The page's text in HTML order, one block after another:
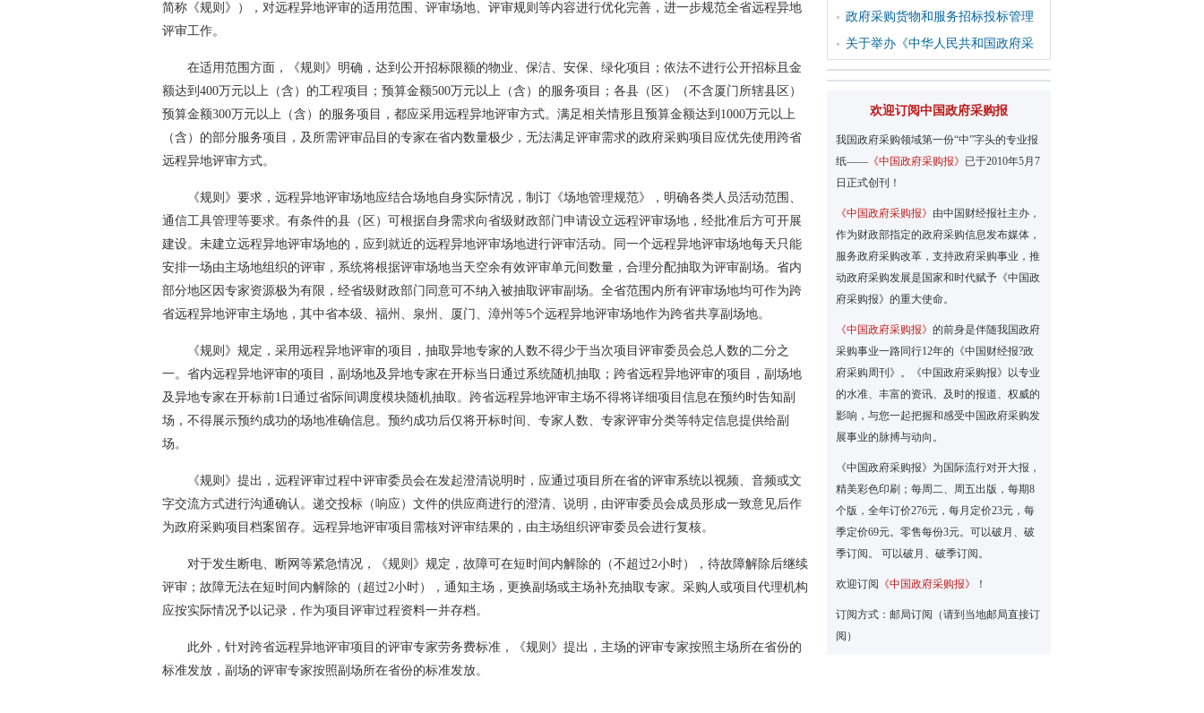
简称《规则》），对远程异地评审的适用范围、评审场地、评审规则等内容进行优化完善，进一步规范全省远程异地
评审工作。
在适用范围方面，《规则》明确，达到公开招标限额的物业、保洁、安保、绿化项目；依法不进行公开招标且金
额达到400万元以上（含）的工程项目；预算金额500万元以上（含）的服务项目；各县（区）（不含厦门所辖县区）
预算金额300万元以上（含）的服务项目，都应采用远程异地评审方式。满足相关情形且预算金额达到1000万元以上
（含）的部分服务项目，及所需评审品目的专家在省内数量极少，无法满足评审需求的政府采购项目应优先使用跨省
远程异地评审方式。
《规则》要求，远程异地评审场地应结合场地自身实际情况，制订《场地管理规范》，明确各类人员活动范围、
通信工具管理等要求。有条件的县（区）可根据自身需求向省级财政部门申请设立远程评审场地，经批准后方可开展
建设。未建立远程异地评审场地的，应到就近的远程异地评审场地进行评审活动。同一个远程异地评审场地每天只能
安排一场由主场地组织的评审，系统将根据评审场地当天空余有效评审单元间数量，合理分配抽取为评审副场。省内
部分地区因专家资源极为有限，经省级财政部门同意可不纳入被抽取评审副场。全省范围内所有评审场地均可作为跨
省远程异地评审主场地，其中省本级、福州、泉州、厦门、漳州等5个远程异地评审场地作为跨省共享副场地。
《规则》规定，采用远程异地评审的项目，抽取异地专家的人数不得少于当次项目评审委员会总人数的二分之
一。省内远程异地评审的项目，副场地及异地专家在开标当日通过系统随机抽取；跨省远程异地评审的项目，副场地
及异地专家在开标前1日通过省际间调度模块随机抽取。跨省远程异地评审主场不得将详细项目信息在预约时告知副
场，不得展示预约成功的场地准确信息。预约成功后仅将开标时间、专家人数、专家评审分类等特定信息提供给副
场。
《规则》提出，远程评审过程中评审委员会在发起澄清说明时，应通过项目所在省的评审系统以视频、音频或文
字交流方式进行沟通确认。递交投标（响应）文件的供应商进行的澄清、说明，由评审委员会成员形成一致意见后作
为政府采购项目档案留存。远程异地评审项目需核对评审结果的，由主场组织评审委员会进行复核。
对于发生断电、断网等紧急情况，《规则》规定，故障可在短时间内解除的（不超过2小时），待故障解除后继续
评审；故障无法在短时间内解除的（超过2小时），通知主场，更换副场或主场补充抽取专家。采购人或项目代理机构
应按实际情况予以记录，作为项目评审过程资料一并存档。
此外，针对跨省远程异地评审项目的评审专家劳务费标准，《规则》提出，主场的评审专家按照主场所在省份的
标准发放，副场的评审专家按照副场所在省份的标准发放。
政府采购货物和服务招标投标管理
关于举办《中华人民共和国政府采
欢迎订阅中国政府采购报
我国政府采购领域第一份“中”字头的专业报
纸—— 《中国政府采购报》 已于2010年5月7
日正式创刊！
《中国政府采购报》 由中国财经报社主办，
作为财政部指定的政府采购信息发布媒体，
服务政府采购改革，支持政府采购事业，推
动政府采购发展是国家和时代赋予《中国政
府采购报》的重大使命。
《中国政府采购报》 的前身是伴随我国政府
采购事业一路同行12年的《中国财经报?政
府采购周刊》。《中国政府采购报》以专业
的水准、丰富的资讯、及时的报道、权威的
影响，与您一起把握和感受中国政府采购发
展事业的脉搏与动向。
《中国政府采购报》为国际流行对开大报，
精美彩色印刷；每周二、周五出版，每期8
个版，全年订价276元，每月定价23元，每
季定价69元。零售每份3元。可以破月、破
季订阅。 可以破月、破季订阅。
欢迎订阅 《中国政府采购报》 ！
订阅方式：邮局订阅（请到当地邮局直接订
阅）